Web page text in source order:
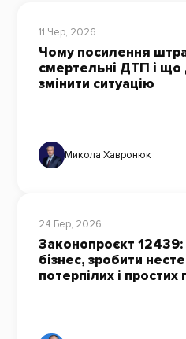
11 Чер, 2026
Чому посилення
смертельні ДТП і що
змінити ситуацію
Микола Хавронюк
24 Бер, 2026
Законопроєкт
бізнес, зробити
потерпілих і